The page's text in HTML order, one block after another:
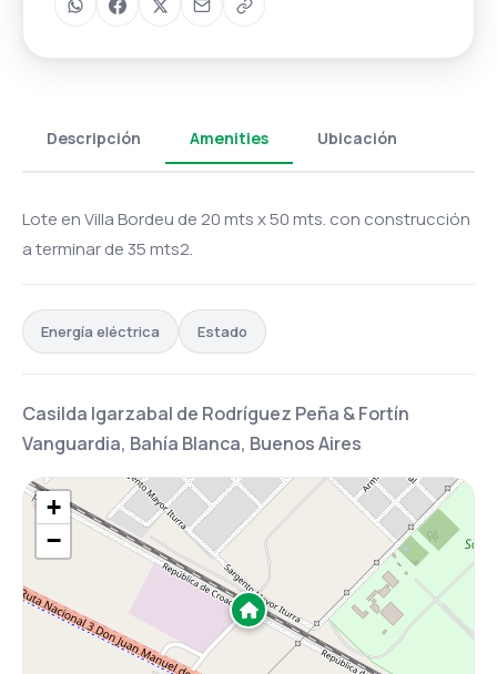
Descripción Amenities Ubicación
Lote en Villa Bordeu de 20 mts x 50 mts. con construcción
a terminar de 35 mts2.
Energía eléctrica Estado
Casilda Igarzabal de Rodríguez Peña & Fortín
Vanguardia, Bahía Blanca, Buenos Aires
+
−